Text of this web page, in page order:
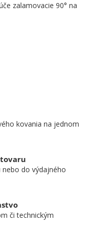
zalamovacie 90° na
kovania na jednom
do výdajného
či technickým